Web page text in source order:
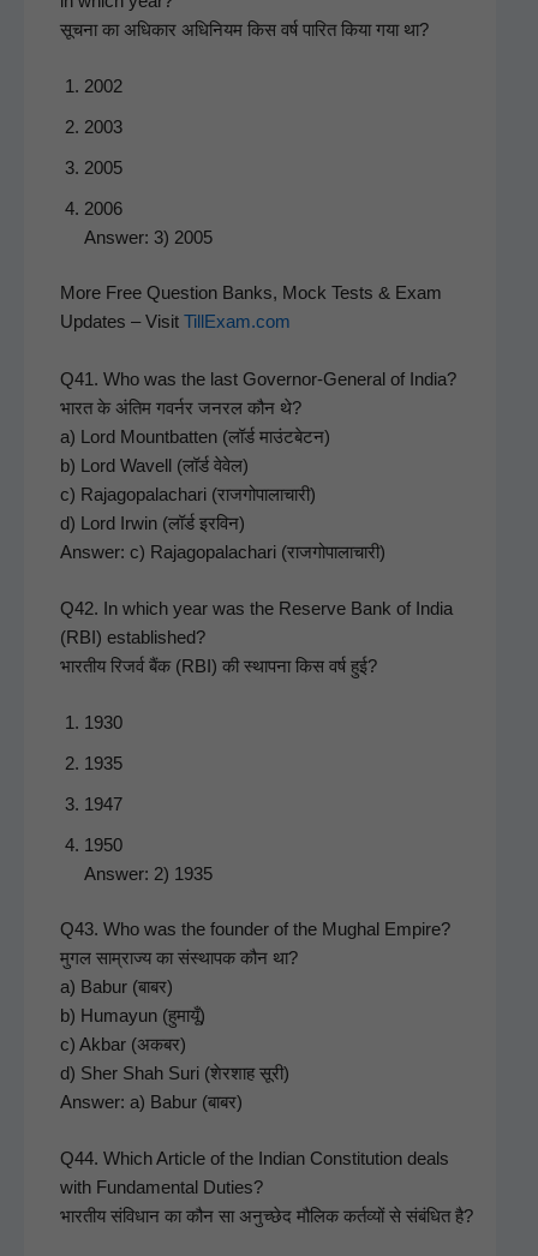
सूचना का अधिकार अधिनियम किस वर्ष पारित किया गया था?
2002
2003
2005
2006
Answer: 3) 2005
More Free Ques­tion Banks, Mock Tests & Exam
Updates – Vis­it TillExam.com
Q41. Who was the last Gov­er­nor-Gen­er­al of India?
भारत के अंतिम गवर्नर जनरल कौन थे?
a) Lord Mount­bat­ten (लॉर्ड माउंटबेटन)
b) Lord Wavell (लॉर्ड वेवेल)
c) Rajagopalachari (राजगोपालाचारी)
d) Lord Irwin (लॉर्ड इरविन)
Answer: c) Rajagopalachari (राजगोपालाचारी)
Q42. In which year was the Reserve Bank of India
(RBI) estab­lished?
भारतीय रिजर्व बैंक (RBI) की स्थापना किस वर्ष हुई?
1930
1935
1947
1950
Answer: 2) 1935
Q43. Who was the founder of the Mughal Empire?
मुगल साम्राज्य का संस्थापक कौन था?
a) Babur (बाबर)
b) Humayun (हुमायूँ)
c) Akbar (अकबर)
d) Sher Shah Suri (शेरशाह सूरी)
Answer: a) Babur (बाबर)
Q44. Which Arti­cle of the Indi­an Con­sti­tu­tion deals
with Fun­da­men­tal Duties?
भारतीय संविधान का कौन सा अनुच्छेद मौलिक कर्तव्यों से संबंधित है?